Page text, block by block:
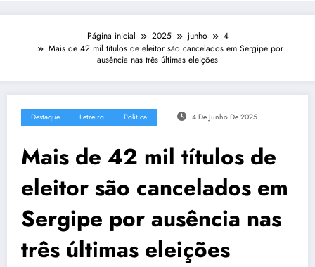
Página inicial 2025 junho
4
Mais de 42 mil títulos de eleitor são cancelados em Sergipe por
ausência nas três últimas eleições
Destaque Letreiro Politica 4 De Junho De 2025
Mais de 42 mil títulos de
eleitor são cancelados em
Sergipe por ausência nas
três últimas eleições